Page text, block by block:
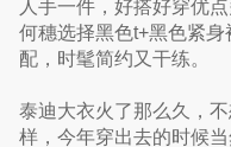
人手一件，好搭好穿优
何穗选择黑色t+黑色紧
配，时髦简约又干练。
泰迪大衣火了那么久，
样，今年穿出去的时候